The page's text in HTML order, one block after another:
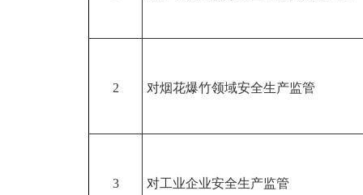
2 对烟花爆竹领域安全生产监管
3 对工业企业安全生产监管